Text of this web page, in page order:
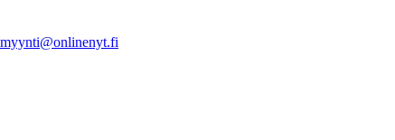
myynti@onlinenyt.fi